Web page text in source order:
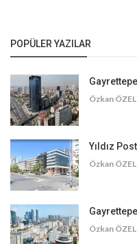
POPÜLER YAZILAR
Özkan ÖZEL
Yıldız
Özkan ÖZEL
Özkan ÖZEL